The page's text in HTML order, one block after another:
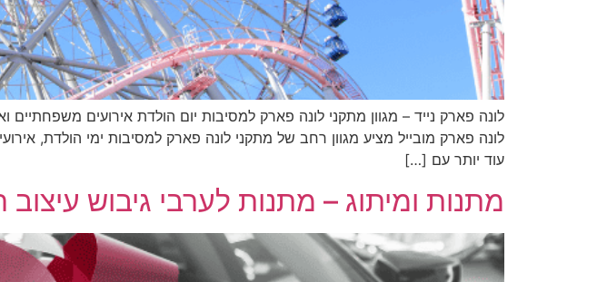
לונה פארק נייד – מגוון מתקני לונה פארק למסיבות יום הולדת אירועים
לונה פארק מובייל מציע מגוון רחב של מתקני לונה פארק למסיבות ימי הולדת,
עוד יותר עם […]
מתנות ומיתוג – מתנות לערבי גיבוש עיצוב